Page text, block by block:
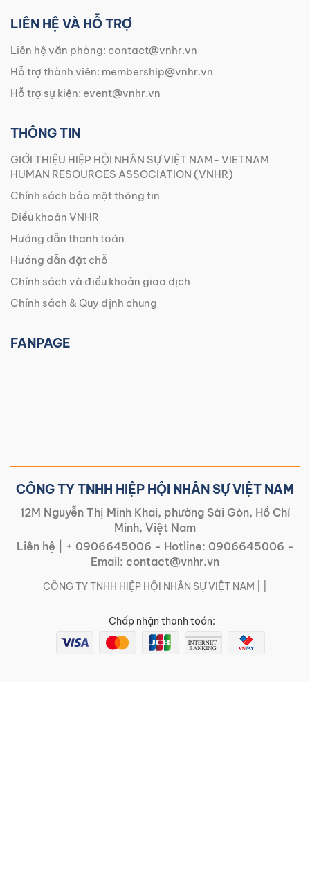
LIÊN HỆ VÀ HỖ TRỢ
Liên hệ văn phòng: contact@vnhr.vn
Hỗ trợ thành viên: membership@vnhr.vn
Hỗ trợ sự kiện: event@vnhr.vn
THÔNG TIN
GIỚI THIỆU HIỆP HỘI NHÂN SỰ VIỆT NAM- VIETNAM
HUMAN RESOURCES ASSOCIATION (VNHR)
Chính sách bảo mật thông tin
Điều khoản VNHR
Hướng dẫn thanh toán
Hướng dẫn đặt chỗ
Chính sách và điều khoản giao dịch
Chính sách & Quy định chung
FANPAGE
CÔNG TY TNHH HIỆP HỘI NHÂN SỰ VIỆT NAM
12M Nguyễn Thị Minh Khai, phường Sài Gòn, Hồ Chí
Minh, Việt Nam
Liên hệ |
+ 0906645006 - Hotline: 0906645006 -
Email: contact@vnhr.vn
CÔNG TY TNHH HIỆP HỘI NHÂN SỰ VIỆT NAM | |
Chấp nhận thanh toán: